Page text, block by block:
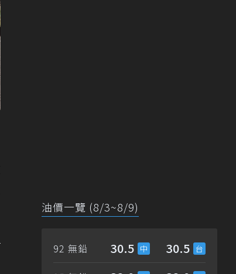
油價一覽 (8/3~8/9)
92 無鉛 30.5 30.5